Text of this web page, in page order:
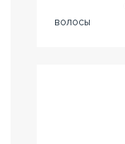
волосы